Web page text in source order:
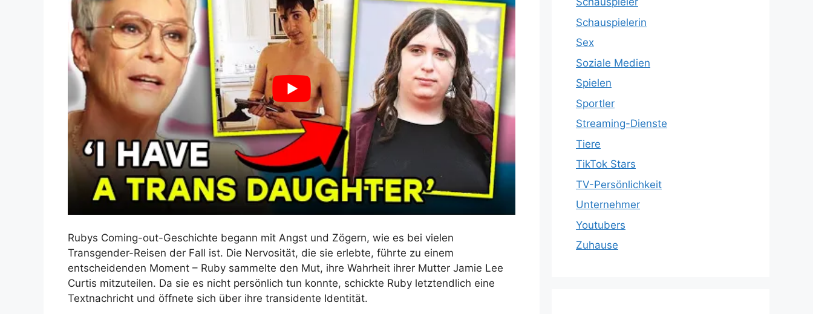
Rubys Coming-out-Geschichte begann mit Angst und Zögern, wie es bei vielen
Transgender-Reisen der Fall ist. Die Nervosität, die sie erlebte, führte zu einem
entscheidenden Moment – Ruby sammelte den Mut, ihre Wahrheit ihrer Mutter Jamie Lee
Curtis mitzuteilen. Da sie es nicht persönlich tun konnte, schickte Ruby letztendlich eine
Textnachricht und öffnete sich über ihre transidente Identität.
Schauspielerin
Sex
Soziale Medien
Spielen
Sportler
Streaming-Dienste
Tiere
TikTok Stars
TV-Persönlichkeit
Unternehmer
Youtubers
Zuhause